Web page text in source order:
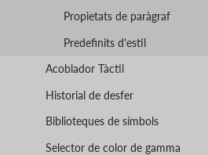
Propietats de paràgraf
Predefinits d'estil
Acoblador Tàctil
Historial de desfer
Biblioteques de símbols
Selector de color de gamma